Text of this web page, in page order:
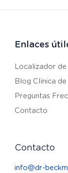
Enlaces
Localizador
Blog Clínica de
Preguntas
Contacto
Contacto
info@dr-